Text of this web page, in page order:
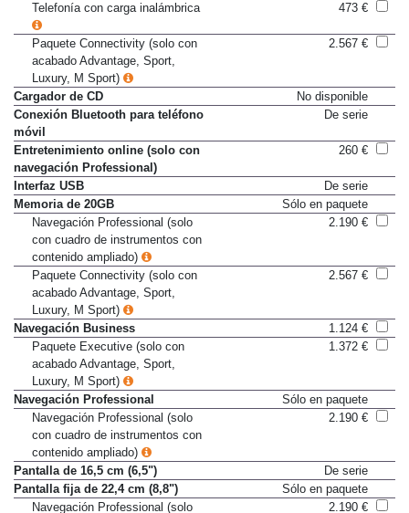
Bandeja para carga inalámbrica
Sólo en paquete
Telefonía con carga inalámbrica
Paquete Connectivity (solo con
acabado Advantage, Sport,
Luxury, M Sport)
Cargador de CD
No disponible
Conexión Bluetooth para teléfono
móvil
Entretenimiento online (solo con
navegación Professional)
Interfaz USB
De serie
Memoria de 20GB
Sólo en paquete
Navegación Professional (solo
con cuadro de instrumentos con
contenido ampliado)
Paquete Connectivity (solo con
acabado Advantage, Sport,
Luxury, M Sport)
Navegación Business
1.124 €
Paquete Executive (solo con
acabado Advantage, Sport,
Luxury, M Sport)
Navegación Professional
Sólo en paquete
Navegación Professional (solo
con cuadro de instrumentos con
contenido ampliado)
Pantalla de 16,5 cm (6,5")
De serie
Pantalla fija de 22,4 cm (8,8")
Sólo en paquete